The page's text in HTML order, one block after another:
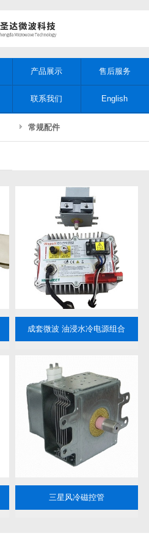
产品展示 售后服务
联系我们 English
常规配件
成套微波 油浸水冷电源组合
三星风冷磁控管